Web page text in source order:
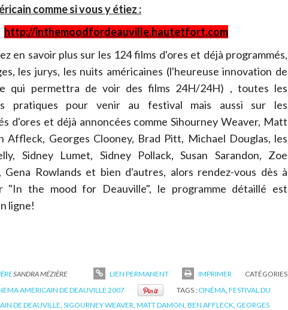
comme si vous y étiez :
http://inthemoodfordeauville.hautetfort.com
en savoir plus sur les 124 films d'ores et déjà programmés,
les jurys, les nuits américaines (l'heureuse innovation de
qui permettra de voir des films 24H/24H) , toutes les
pratiques pour venir au festival mais aussi sur les
d'ores et déjà annoncées comme Sihourney Weaver, Matt
Affleck, Georges Clooney, Brad Pitt, Michael Douglas, les
Sidney Lumet, Sidney Pollack, Susan Sarandon, Zoe
Gena Rowlands et bien d'autres, alors rendez-vous dès à
"In the mood for Deauville", le programme détaillé est
ligne!
SANDRA MÉZIÈRE LIEN PERMANENT IMPRIMER
CATÉGORIES
AMERICAIN DE DEAUVILLE 2007 TAGS : CINÉMA FESTIVAL DU
DE DEAUVILLE SIGOURNEY WEAVER MATT DAMON BEN AFFLECK GEORGES